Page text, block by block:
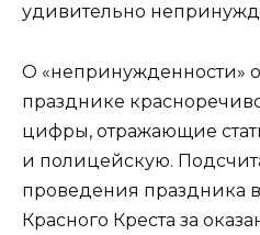
удивительно
О «непринужденности»
празднике
цифры, отражающие
и полицейскую.
проведения праздника
Красного Креста за